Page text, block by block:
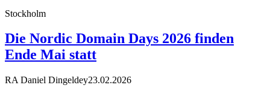
Stockholm
Die Nordic Domain Days 2026 finden
Ende Mai statt
RA Daniel Dingeldey23.02.2026